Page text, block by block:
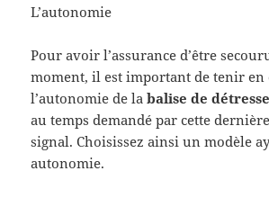
L’autonomie
Pour avoir l’assurance d’être
moment, il est important de tenir en
l’autonomie de labalise de détresse
au temps demandé par cette
signal. Choisissez ainsi un modèle
autonomie.